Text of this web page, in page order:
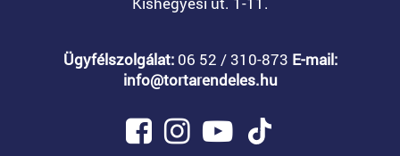
Ügyfélszolgálat:06 52 / 310-873 E-mail:
info@tortarendeles.hu